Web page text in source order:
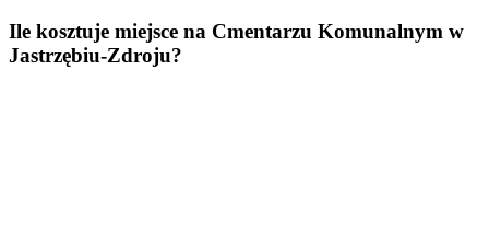
Ile kosztuje miejsce na Cmentarzu Komunalnym w
Jastrzębiu-Zdroju?